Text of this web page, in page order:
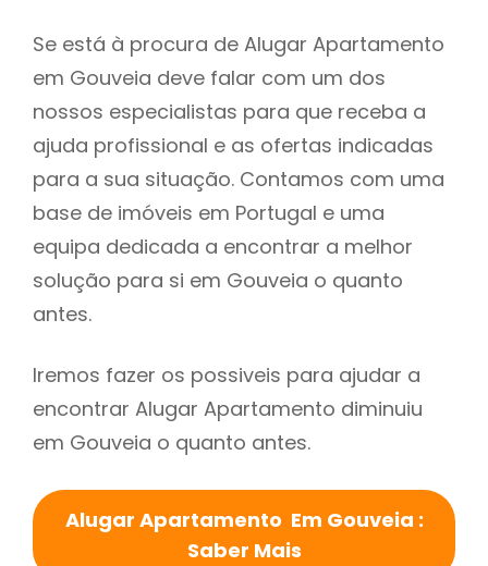
Se está à procura de Alugar Apartamento
em Gouveia deve falar com um dos
nossos especialistas para que receba a
ajuda profissional e as ofertas indicadas
para a sua situação. Contamos com uma
base de imóveis em Portugal e uma
equipa dedicada a encontrar a melhor
solução para si em Gouveia o quanto
antes.
Iremos fazer os possiveis para ajudar a
encontrar Alugar Apartamento diminuiu
em Gouveia o quanto antes.
Alugar Apartamento Em Gouveia :
Saber Mais